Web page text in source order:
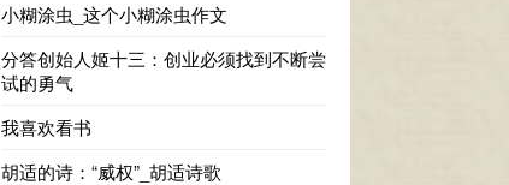
小糊涂虫_这个小糊涂虫作文
分答创始人姬十三：创业必须找到不断尝
试的勇气
我喜欢看书
胡适的诗：“威权”_胡适诗歌